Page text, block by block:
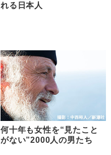
れる日本人
何十年も女性を“見たこと
がない”2000人の男たち